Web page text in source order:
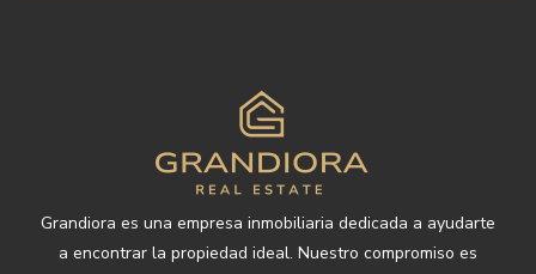
Grandiora es una empresa inmobiliaria dedicada a ayudarte
a encontrar la propiedad ideal. Nuestro compromiso es